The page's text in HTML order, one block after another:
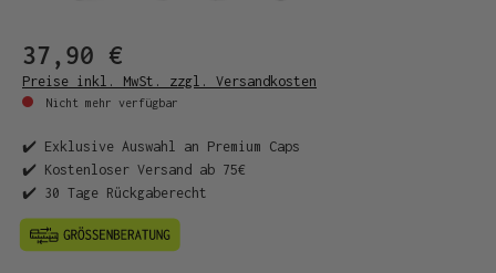
37,90 €
Preise inkl. MwSt. zzgl. Versandkosten
Nicht mehr verfügbar
✔️ Exklusive Auswahl an Premium Caps
✔️ Kostenloser Versand ab 75€
✔️ 30 Tage Rückgaberecht